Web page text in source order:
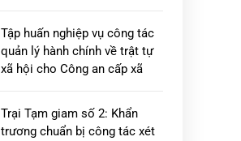
Tập huấn nghiệp vụ công tác
quản lý hành chính về trật tự
xã hội cho Công an cấp xã
Trại Tạm giam số 2: Khẩn
trương chuẩn bị công tác xét